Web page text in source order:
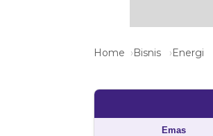
Home Bisnis Energi
Emas